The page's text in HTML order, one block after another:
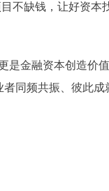
不缺钱，让好资本
金融资本创造价值
同频共振、彼此成